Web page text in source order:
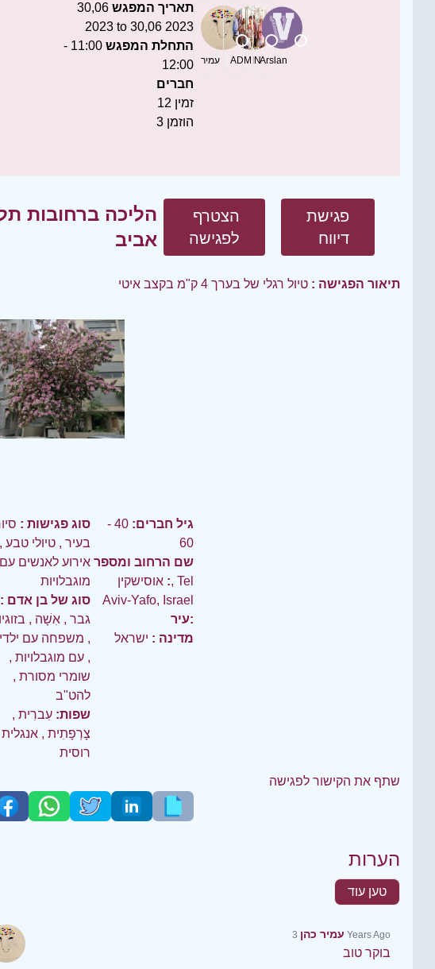
תאריך המפגש 30,06
2023 to 30,06 2023
התחלת המפגש
11:00 -
12:00
חברים
12 זמין
3 הוזמן
עמיר ADMINArslan
הליכה ברחובות
אביב
הצטרף
לפגישה
פגישת
דיווח
תיאור הפגישה : טיול רגלי של בערך 4 ק"מ בקצב איטי
סוג פגישות :
בעיר , טיולי טבע ,
אירוע לאנשים עם
מוגבלויות
סוג של בן אדם :
גבר , אִשָׁה ,
, משפחה עם
, עם מוגבלויות ,
שומרי מסורת ,
להט"ב
שפות: עִברִית ,
צָרְפָתִית , אנגלית
רוסית
גיל חברים:
40 -
60
שם הרחוב ומספר
: אוסישקין, Tel
Aviv-Yafo, Israel
עיר:
מדינה : ישראל
שתף את הקישור לפגישה
הערות
טען עוד
עמיר כהן 3 Years Ago
בוקר טוב